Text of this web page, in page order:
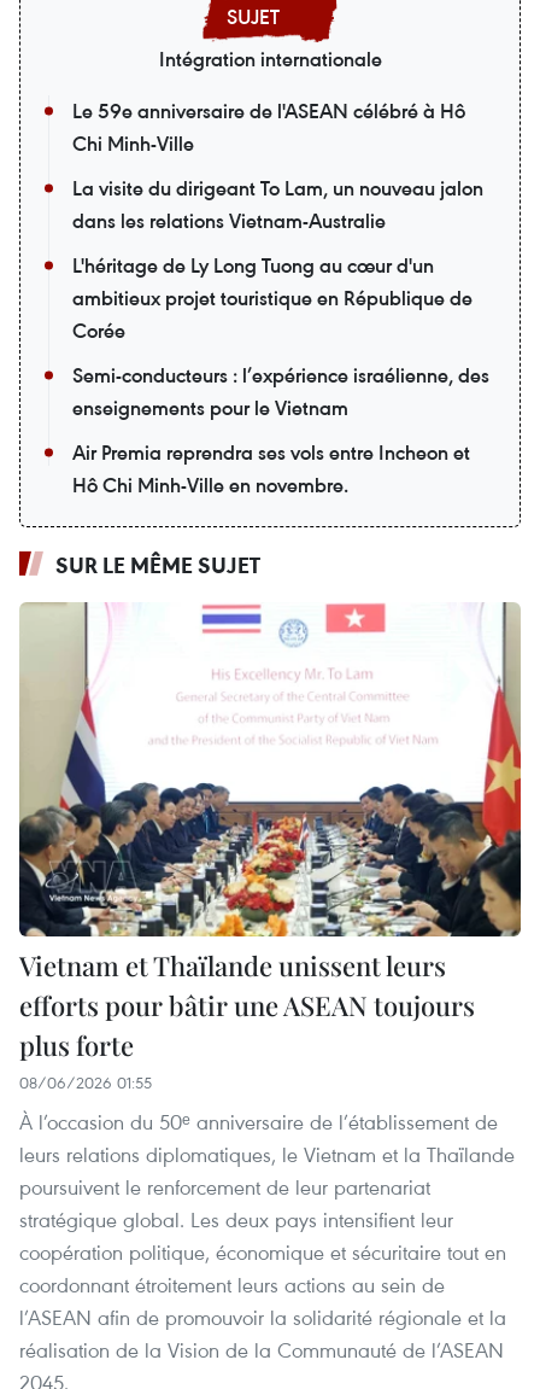
Intégration internationale
Le 59e anniversaire de l'ASEAN célébré à Hô
Chi Minh-Ville
La visite du dirigeant To Lam, un nouveau jalon
dans les relations Vietnam-Australie
L'héritage de Ly Long Tuong au cœur d'un
ambitieux projet touristique en République de
Corée
Semi-conducteurs : l’expérience israélienne, des
enseignements pour le Vietnam
Air Premia reprendra ses vols entre Incheon et
Hô Chi Minh-Ville en novembre.
SUR LE MÊME SUJET
Vietnam et Thaïlande unissent leurs
efforts pour bâtir une ASEAN toujours
plus forte
08/06/2026 01:55
À l’occasion du 50ᵉ anniversaire de l’établissement de
leurs relations diplomatiques, le Vietnam et la Thaïlande
poursuivent le renforcement de leur partenariat
stratégique global. Les deux pays intensifient leur
coopération politique, économique et sécuritaire tout en
coordonnant étroitement leurs actions au sein de
l’ASEAN afin de promouvoir la solidarité régionale et la
réalisation de la Vision de la Communauté de l’ASEAN
2045.